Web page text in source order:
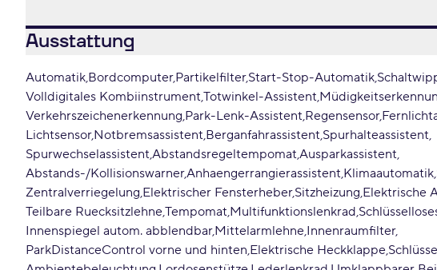
Ausstattung
Automatik Bordcomputer Partikelfilter Start-Stop-Automatik
Volldigitales KombiinstrumentTotwinkel-Assistent
Verkehrszeichenerkennung Park-Lenk-Assistent Regensensor
Lichtsensor Notbremsassistent Berganfahrassistent Spurhalteassistent
SpurwechselassistentAbstandsregeltempomatAusparkassistent
Abstands-/KollisionswarnerAnhaengerrangierassistent Klimaautomatik
Zentralverriegelung Elektrischer Fensterheber Sitzheizung Elektrische
Teilbare RuecksitzlehneTempomat Multifunktionslenkrad
Innenspiegel autom. abblendbar Mittelarmlehne Innenraumfilter
ParkDistanceControl vorne und hinten Elektrische Heckklappe